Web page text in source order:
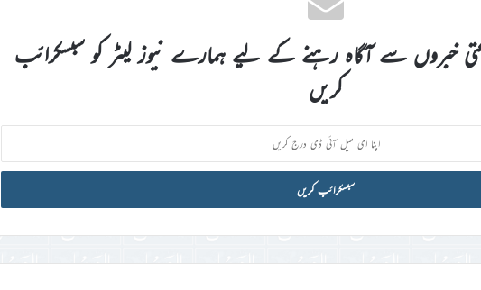
خبروں سے آگاہ رہنے کے لیے ہمارے نیوز لیٹر کو سبسکرائب
کریں